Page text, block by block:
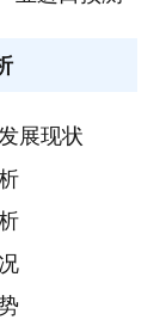
展现状